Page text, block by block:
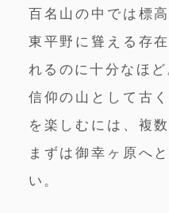
百名山の中では標
東平野に聳える存
れるのに十分なほど
信仰の山として古
を楽しむには、複
まずは御幸ヶ原へ
い。